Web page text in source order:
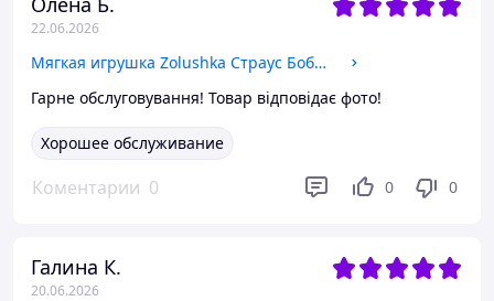
22.06.2026
Мягкая игрушка Zolushka Страус Бобби маленький 40 см
Гарне обслуговування! Товар відповідає фото!
Хорошее обслуживание
Коментарии 0 0 0
Галина К.
20.06.2026